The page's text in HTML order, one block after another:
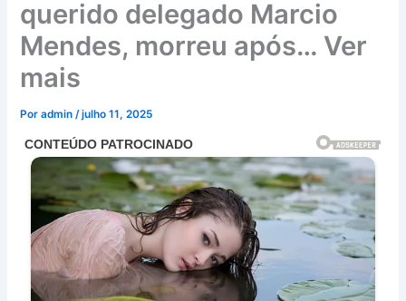
querido delegado Marcio
Mendes, morreu após… Ver
mais
Poradmin /julho 11, 2025